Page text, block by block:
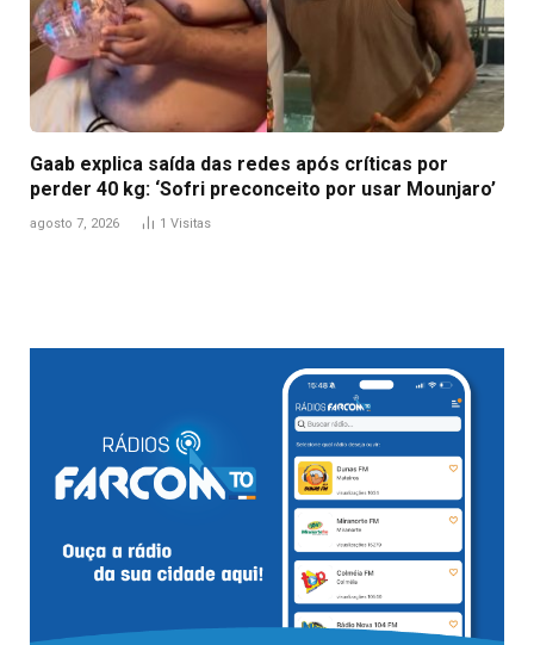
Gaab explica saída das redes após críticas por
perder 40 kg: ‘Sofri preconceito por usar Mounjaro’
agosto 7, 2026 1 Visitas